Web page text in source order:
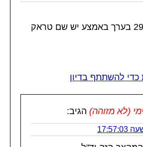
תשמעו ברצועה 29 בערך באמצע יש שם טראק
להשתתף בדיון
(לא מזוהה) הגיב: